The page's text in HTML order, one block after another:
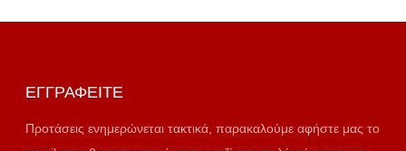
ΕΓΓΡΑΦΕΊΤΕ
Προτάσεις ενημερώνεται τακτικά, παρακαλούμε αφήστε μας το